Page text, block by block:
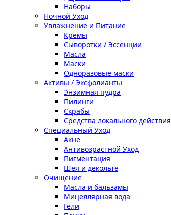
Наборы
Ночной Уход
Увлажнение и Питание
Кремы
Сыворотки / Эссенции
Масла
Маски
Одноразовые маски
Активы / Эксфолианты
Энзимная пудра
Пилинги
Скрабы
Средства локального действия
Специальный Уход
Акне
Антивозрастной Уход
Пигментация
Шея и декольте
Очищение
Масла и бальзамы
Мицеллярная вода
Гели